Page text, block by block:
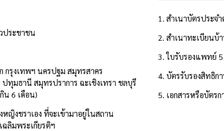
ประชาชน
รุงเทพฯ นครปฐม สมุทรสาคร
ทุมธานี สมุทรปราการ ฉะเชิงเทรา ชลบุรี
น 6 เดือน)
ญิงชราเอง ที่จะเข้ามาอยู่ในสถาน
ลิมพระเกียรติฯ
1. สำเนาบัตรประจ
2. สำเนาทะเบียนบ้
3. ใบรับรองแพทย์ 5
4. บัตรรับรองสิทธิก
5. เอกสารหรือบัตร